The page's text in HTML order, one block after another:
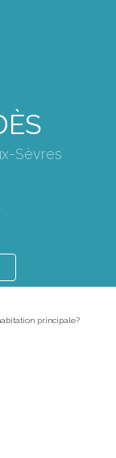
Sèvres
principale?